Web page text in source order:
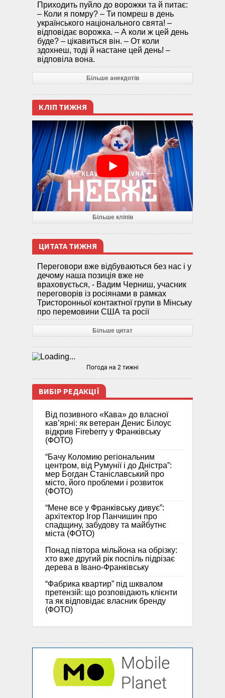
Приходить пуйло до ворожки та й питає:
– Коли я помру? – Ти помреш в день
українського національного свята! –
відповідає ворожка. – А коли ж цей день
буде? – цікавиться він. – От коли
здохнеш, тоді й настане цей день! –
відповіла вона.
Більше анекдотів
КЛІП ТИЖНЯ
Більше кліпів
ЦИТАТА ТИЖНЯ
Переговори вже відбуваються без нас і у
дечому наша позиція вже не
враховується, - Вадим Черниш, учасник
переговорів із росіянами в рамках
Тристоронньої контактної групи в Мінську
про перемовини США та росії
Більше цитат
Погода на 2 тижні
ВИБІР РЕДАКЦІЇ
Від позивного «Кава» до власної
кав’ярні: як ветеран Денис Білоус
відкрив Fireberry у Франківську
(ФОТО)
“Бачу Коломию регіональним
центром, від Румунії і до Дністра”:
мер Богдан Станіславський про
місто, його проблеми і розвиток
(ФОТО)
“Мене все у Франківську дивує”:
архітектор Ігор Панчишин про
спадщину, забудову та майбутнє
міста (ФОТО)
Понад півтора мільйона на обрізку:
хто вже другий рік поспіль підрізає
дерева в Івано-Франківську
“Фабрика квартир” під шквалом
претензій: що розповідають клієнти
та як відповідає власник бренду
(ФОТО)